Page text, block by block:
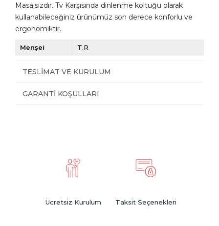
Masajsızdır. Tv Karşısında dinlenme koltuğu olarak
kullanabileceğiniz ürünümüz son derece konforlu ve
ergonomiktir.
Menşei T.R
TESLIMAT VE KURULUM
GARANTI KOŞULLARI
Ücretsiz Kurulum Taksit Seçenekleri